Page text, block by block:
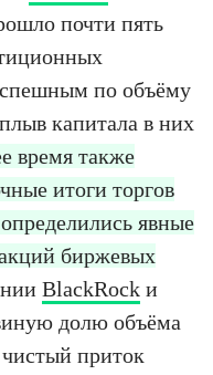
почти пять
по объёму
капитала в них
время также
итоги торгов
явные
биржевых
BlackRock и
долю объёма
чистый приток